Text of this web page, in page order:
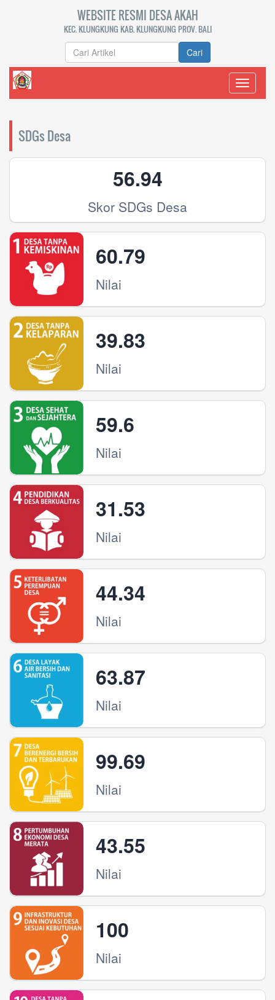
WEBSITE RESMI DESA AKAH
KEC. KLUNGKUNG KAB. KLUNGKUNG PROV. BALI
Cari
Toggle
SDGs Desa
56.94
Skor SDGs Desa
60.79
Nilai
39.83
Nilai
59.6
Nilai
31.53
Nilai
44.34
Nilai
63.87
Nilai
99.69
Nilai
43.55
Nilai
100
Nilai